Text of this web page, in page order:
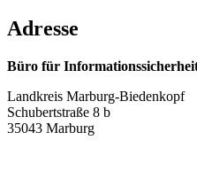
Adresse
Büro für
Landkreis Marburg-Biedenkopf
Schubertstraße 8 b
35043 Marburg